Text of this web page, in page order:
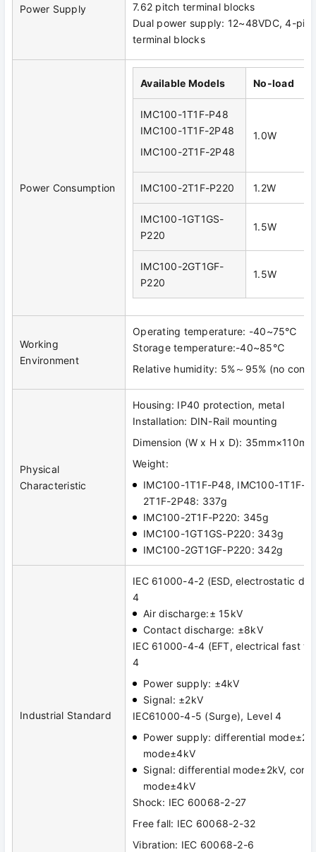
Power Supply
7.62 pitch terminal blocks
Dual power supply: 12~48VDC, 4-pin
terminal blocks
Power Consumption
Available Models No-load
IMC100-1T1F-P48
IMC100-1T1F-2P48
IMC100-2T1F-2P48
1.0W
IMC100-2T1F-P220 1.2W
IMC100-1GT1GS-
P220
1.5W
IMC100-2GT1GF-
P220
1.5W
Working
Environment
Operating temperature: -40~75℃
Storage temperature:-40~85℃
Relative humidity: 5%～95% (no
Physical
Characteristic
Housing: IP40 protection, metal
Installation: DIN-Rail mounting
Dimension (W x H x D):
Weight:
IMC100-1T1F-P48, IMC100-1T1F-
2T1F-2P48: 337g
IMC100-2T1F-P220: 345g
IMC100-1GT1GS-P220: 343g
IMC100-2GT1GF-P220: 342g
Industrial Standard
IEC 61000-4-2 (ESD, electrostatic
4
Air discharge:± 15kV
Contact discharge: ±8kV
IEC 61000-4-4 (EFT, electrical fast
4
Power supply: ±4kV
Signal: ±2kV
IEC61000-4-5 (Surge), Level 4
Power supply: differential
mode±4kV
Signal: differential mode±2kV,
mode±4kV
Shock: IEC 60068-2-27
Free fall: IEC 60068-2-32
Vibration: IEC 60068-2-6